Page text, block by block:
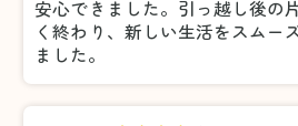
安心できました。引っ越し後の
く終わり、新しい生活をスムー
ました。